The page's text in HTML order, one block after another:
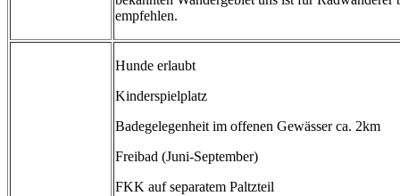
empfehlen.
Hunde erlaubt
Kinderspielplatz
Badegelegenheit im offenen Gewässer ca. 2km
Freibad (Juni-September)
FKK auf separatem Paltzteil